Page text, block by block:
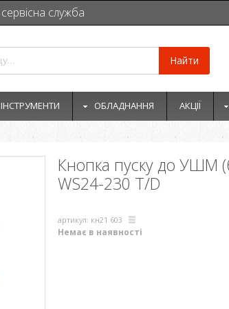
служба
Найти
ОБЛАДНАННЯ АКЦІЇ
Кнопка пуску до УШМ
WS24-230 T/D
артикул: кн21 603
Немає в наявності